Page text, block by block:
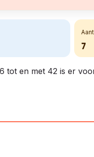
7
tot en met 42 is er